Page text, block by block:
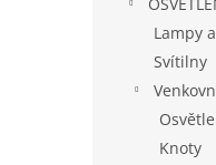
Lampy
Svítilny
Knoty